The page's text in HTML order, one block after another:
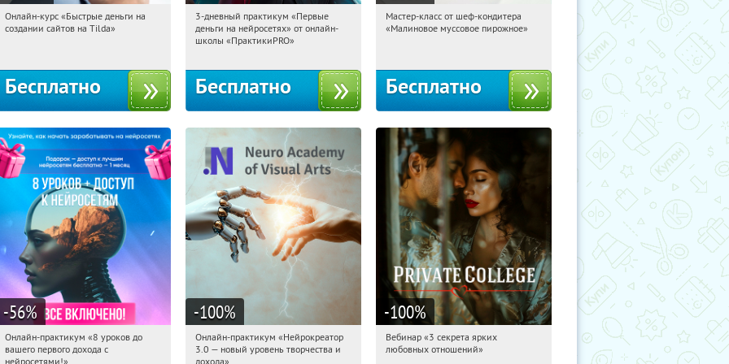
11:51:36 Получили:
Онлайн-курс «Быстрые деньги на
создании сайтов на Tilda»
Бесплатно
11:51:36 Получили:
Россия
3-дневный практикум «Первые
деньги на нейросетях» от онлайн-
школы «ПрактикиPRO»
Бесплатно
11:51:36 Получили:
Мастер-класс от шеф-кондитера
«Малиновое муссовое пирожное»
Бесплатно
-56%
11:51:36 Получили:
Россия
Онлайн-практикум «8 уроков до
вашего первого дохода с
нейросетями!»
-100%
11:51:36 Получили:20
Россия
Онлайн-практикум «Нейрокреатор
3.0 — новый уровень творчества и
дохода»
-100%
11:51:36 Получили:
Вебинар «3 секрета ярких
любовных отношений»